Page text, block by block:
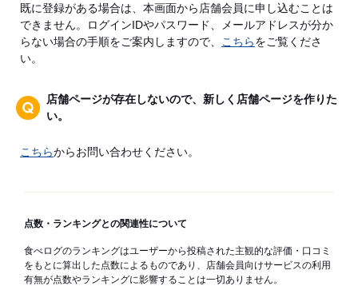
既に登録がある場合は、本画面から店舗会員に申し込むことは
できません。ログインIDやパスワード、メールアドレスが分か
らない場合の手順をご案内しますので、
こちらをご覧くださ
い。
店舗ページが存在しないので、新しく店舗ページを作りた
い。
こちらからお問い合わせください。
点数・ランキングとの関連性について
食べログのランキングはユーザーから投稿された主観的な評価・口コミ
をもとに算出した点数によるものであり、店舗会員向けサービスの利用
有無が点数やランキングに影響することは一切ありません。